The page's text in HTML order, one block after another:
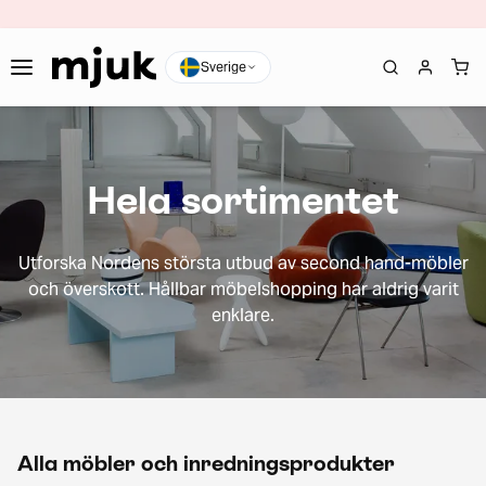
Sverige
Hela sortimentet
Utforska Nordens största utbud av second hand-möbler
och överskott. Hållbar möbelshopping har aldrig varit
enklare.
Alla möbler och inredningsprodukter